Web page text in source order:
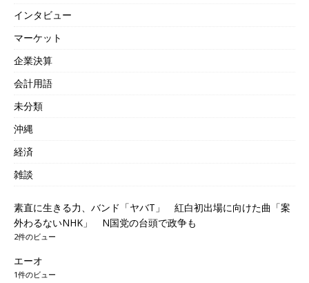
インタビュー
マーケット
企業決算
会計用語
未分類
沖縄
経済
雑談
素直に生きる力、バンド「ヤバT」 紅白初出場に向けた曲「案
外わるないNHK」 N国党の台頭で政争も
2件のビュー
エーオ
1件のビュー